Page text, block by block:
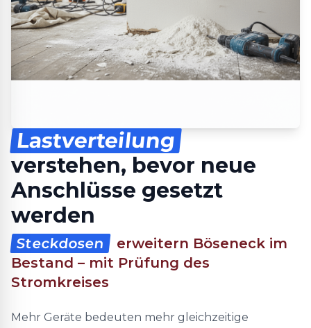
Lastverteilung
verstehen, bevor neue
Anschlüsse gesetzt
werden
Steckdosen
erweitern Böseneck im
Bestand – mit Prüfung des
Stromkreises
Mehr Geräte bedeuten mehr gleichzeitige